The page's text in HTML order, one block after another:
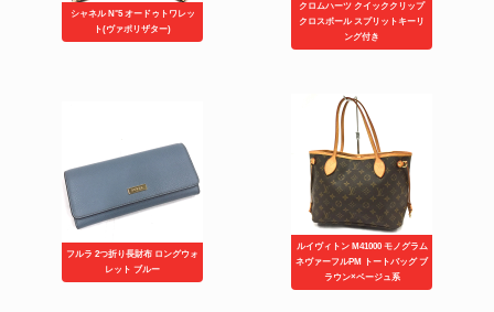
シャネル N°5 オードゥトワレッ
ト(ヴァポリザター)
クロムハーツ クイッククリップ
クロスボール スプリットキーリ
ング付き
フルラ 2つ折り長財布 ロングウォ
レット ブルー
ルイヴィトン M41000 モノグラム
ネヴァーフルPM トートバッグ ブ
ラウン×ベージュ系